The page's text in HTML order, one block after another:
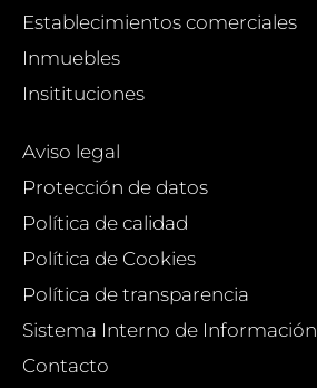
Establecimientos comerciales
Inmuebles
Insitituciones
Aviso legal
Protección de datos
Política de calidad
Política de Cookies
Política de transparencia
Sistema Interno de Información
Contacto